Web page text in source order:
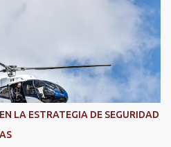
el mundo. Su pase lo obtuvieron en
Vallarta, tras destacar por su
en programación, diseño de
Divididos en cinco equipos,
Bot, en la que robots diseñados
una pista siguiendo una línea
Este logro refleja cómo en
de nuevas competencias,
de innovar y competir al más alto
LA ESTRATEGIA DE SEGURIDAD